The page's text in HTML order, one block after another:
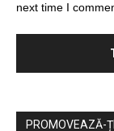
next time I
PROMOVEAZĂ-